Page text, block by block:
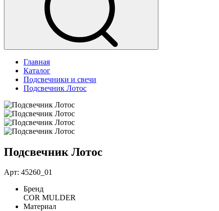
Главная
Каталог
Подсвечники и свечи
Подсвечник Лотос
Подсвечник Лотос
Арт: 45260_01
Бренд
COR MULDER
Материал